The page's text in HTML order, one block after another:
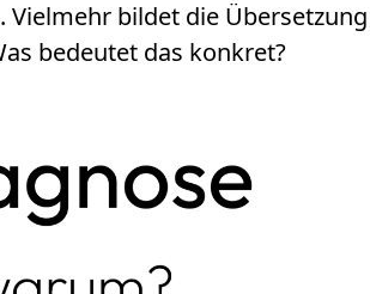
bildet die Übersetzung
bedeutet das konkret?